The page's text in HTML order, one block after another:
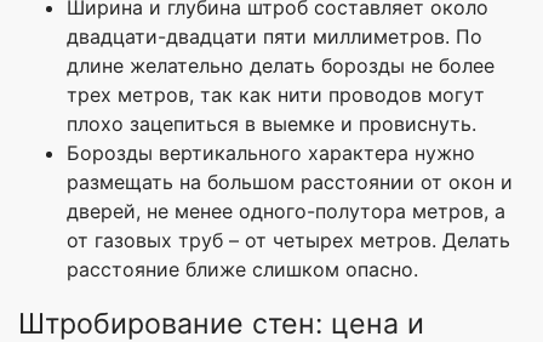
Ширина и глубина штроб составляет около
двадцати-двадцати пяти миллиметров. По
длине желательно делать борозды не более
трех метров, так как нити проводов могут
плохо зацепиться в выемке и провиснуть.
Борозды вертикального характера нужно
размещать на большом расстоянии от окон и
дверей, не менее одного-полутора метров, а
от газовых труб – от четырех метров. Делать
расстояние ближе слишком опасно.
Штробирование стен: цена и